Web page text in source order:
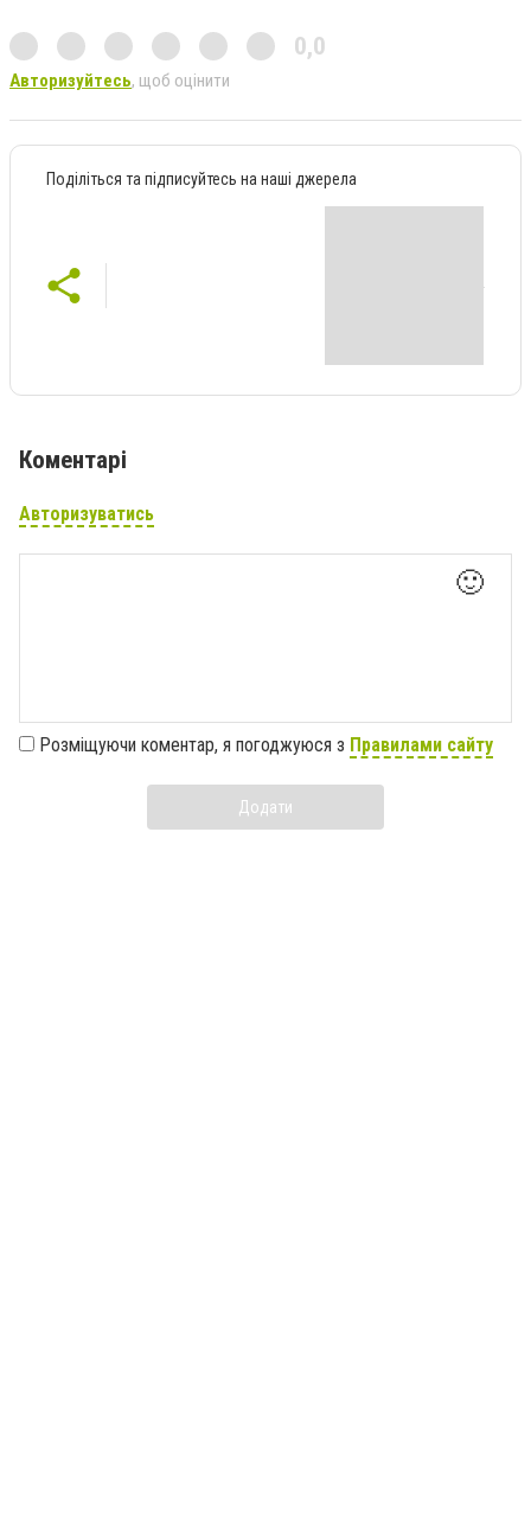
0,0
Авторизуйтесь, щоб оцінити
Поділіться та підписуйтесь на наші джерела
Коментарі
Авторизуватись
🙂
Розміщуючи коментар, я погоджуюся з Правилами сайту
Додати